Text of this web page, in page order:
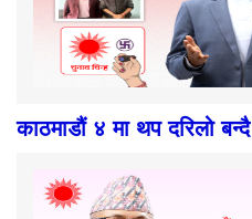
काठमाडौं ४ मा थप दरिलो